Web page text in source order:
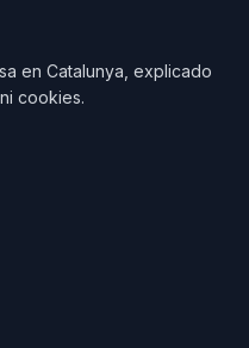
en Catalunya, explicado
cookies.